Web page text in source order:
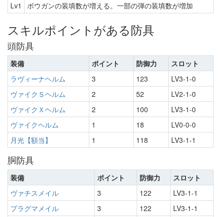
Lv1
ボウガンの装填数が増える。一部の弾の装填数が増加
スキルポイントがある防具
頭防具
装備 ポイント 防御力
スロット
ラヴィーナヘルム
3 123
LV3-1-0
ヴァイクＳヘルム
2 52
LV2-1-0
ヴァイクＸヘルム
2 100
LV3-1-0
ヴァイクヘルム
1 18
LV0-0-0
月光【額当】
1 118 LV3-1-1
胴防具
装備 ポイント 防御力
スロット
ヴァチスメイル
3 122
LV3-1-1
プラグマメイル
3 122
LV3-1-1